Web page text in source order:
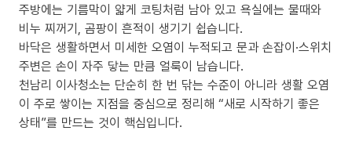
주방에는 기름막이 얇게 코팅처럼 남아 있고 욕실에는 물때와
비누 찌꺼기, 곰팡이 흔적이 생기기 쉽습니다.
바닥은 생활하면서 미세한 오염이 누적되고 문과 손잡이·스위치
주변은 손이 자주 닿는 만큼 얼룩이 남습니다.
천남리 이사청소는 단순히 한 번 닦는 수준이 아니라 생활 오염
이 주로 쌓이는 지점을 중심으로 정리해 “새로 시작하기 좋은
상태”를 만드는 것이 핵심입니다.